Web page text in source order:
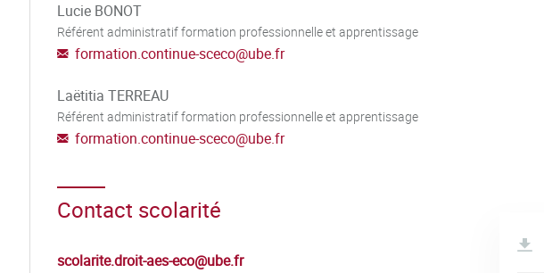
Lucie BONOT
Référent administratif formation professionnelle et apprentissage
formation.continue-sceco@ube.fr
Laëtitia TERREAU
Référent administratif formation professionnelle et apprentissage
formation.continue-sceco@ube.fr
Contact scolarité
scolarite.droit-aes-eco@ube.fr